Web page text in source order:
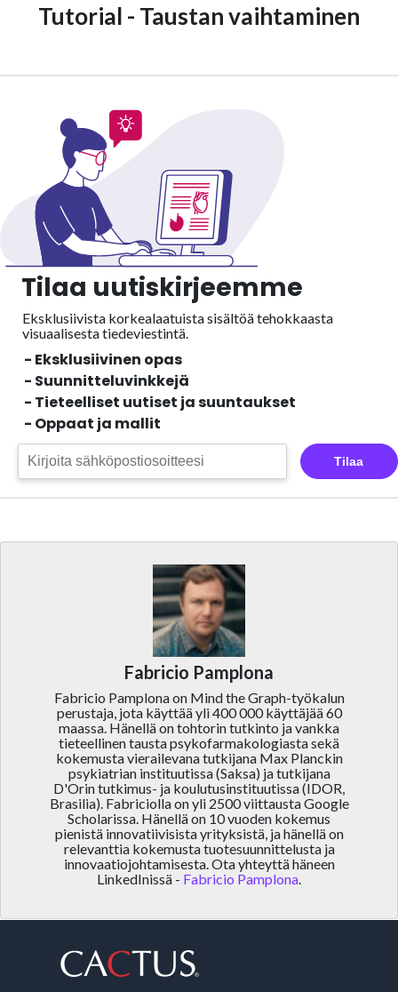
Tutorial - Taustan vaihtaminen
Tilaa uutiskirjeemme
Eksklusiivista korkealaatuista sisältöä tehokkaasta
visuaalisestatiedeviestintä.
- Eksklusiivinen opas
- Suunnitteluvinkkejä
- Tieteelliset uutiset ja suuntaukset
- Oppaat ja mallit
Tilaa
Fabricio Pamplona
Fabricio Pamplona on Mind the Graph-työkalun
perustaja, jota käyttää yli 400 000 käyttäjää 60
maassa. Hänellä on tohtorin tutkinto ja vankka
tieteellinen tausta psykofarmakologiasta sekä
kokemusta vierailevana tutkijana Max Planckin
psykiatrian instituutissa (Saksa) ja tutkijana
D'Orin tutkimus- ja koulutusinstituutissa (IDOR,
Brasilia). Fabriciolla on yli 2500 viittausta Google
Scholarissa. Hänellä on 10 vuoden kokemus
pienistä innovatiivisista yrityksistä, ja hänellä on
relevanttia kokemusta tuotesuunnittelusta ja
innovaatiojohtamisesta. Ota yhteyttä häneen
LinkedInissä - Fabricio Pamplona